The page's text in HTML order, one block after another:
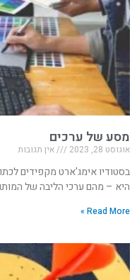
מסע של ערכים
אוגוסט 28, 2023 אין תגובות
בסטודיו אימג'ארט מקפידים
היא – מהם ערכי הליבה של
Read More »